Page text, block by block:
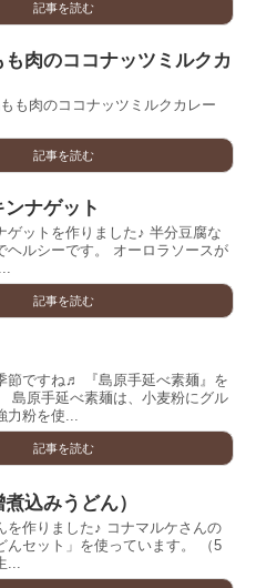
記事を読む
肉のココナッツミルクカ
も肉のココナッツミルクカレー
記事を読む
ナゲット
ゲットを作りました♪ 半分豆腐な
ヘルシーです。 オーロラソースが
記事を読む
節ですね♬ 『島原手延べ素麺』を
島原手延べ素麺は、小麦粉にグル
力粉を使...
記事を読む
込みうどん）
を作りました♪ コナマルケさんの
んセット」を使っています。 （5
...